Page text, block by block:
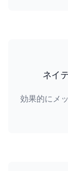
ネイ
効果的にメ